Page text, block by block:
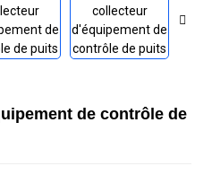
de contrôle de